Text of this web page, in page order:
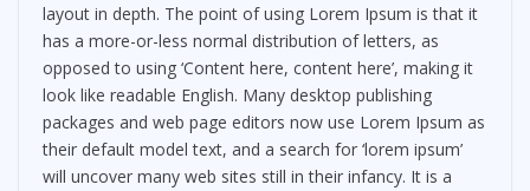
layout in depth. The point of using Lorem Ipsum is that it
has a more-or-less normal distribution of letters, as
opposed to using ‘Content here, content here’, making it
look like readable English. Many desktop publishing
packages and web page editors now use Lorem Ipsum as
their default model text, and a search for ‘lorem ipsum’
will uncover many web sites still in their infancy. It is a